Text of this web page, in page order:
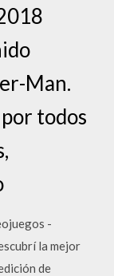
Man.
todos
-
la mejor
de